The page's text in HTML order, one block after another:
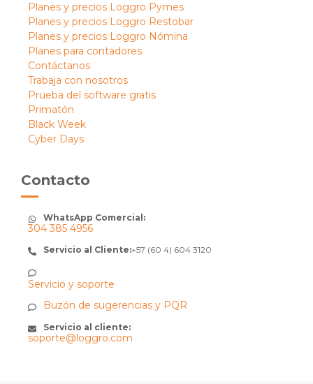
Planes y precios Loggro Pymes
Planes y precios Loggro Restobar
Planes y precios Loggro Nómina
Planes para contadores
Contáctanos
Trabaja con nosotros
Prueba del software gratis
Primatón
Black Week
Cyber Days
Contacto
WhatsApp Comercial:
304 385 4956
Servicio al Cliente:+57 (60 4) 604 3120
Servicio y soporte
Buzón de sugerencias y PQR
Servicio al cliente:
soporte@loggro.com